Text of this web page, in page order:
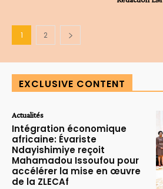
1 2
EXCLUSIVE CONTENT
Actualités
Intégration économique
africaine: Évariste
Ndayishimiye reçoit
Mahamadou Issoufou pour
accélérer la mise en œuvre
de la ZLECAf